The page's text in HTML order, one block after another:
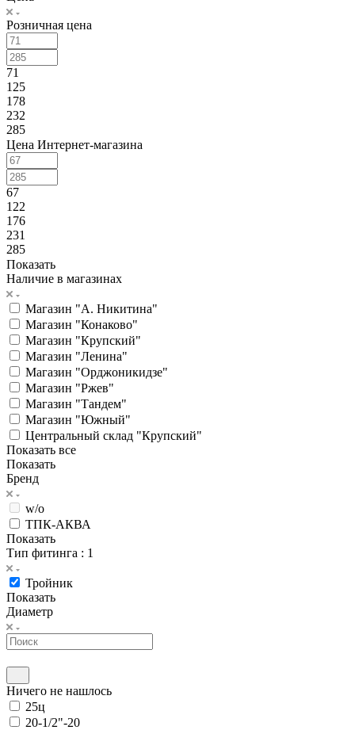
Розничная цена
71
125
178
232
285
Цена Интернет-магазина
67
122
176
231
285
Показать
Наличие в магазинах
Магазин "А. Никитина"
Магазин "Конаково"
Магазин "Крупский"
Магазин "Ленина"
Магазин "Орджоникидзе"
Магазин "Ржев"
Магазин "Тандем"
Магазин "Южный"
Центральный склад "Крупский"
Показать все
Показать
Бренд
w/o
ТПК-АКВА
Показать
Тип фитинга : 1
Тройник
Показать
Диаметр
Ничего не нашлось
25ц
20-1/2"-20